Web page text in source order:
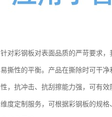
针对彩钢板对表面品质的严苛要求
易撕性的平衡。产品在撕除时可干
性，抗冲击、抗刮擦能力强，可有
维度定制服务，可根据彩钢板的规